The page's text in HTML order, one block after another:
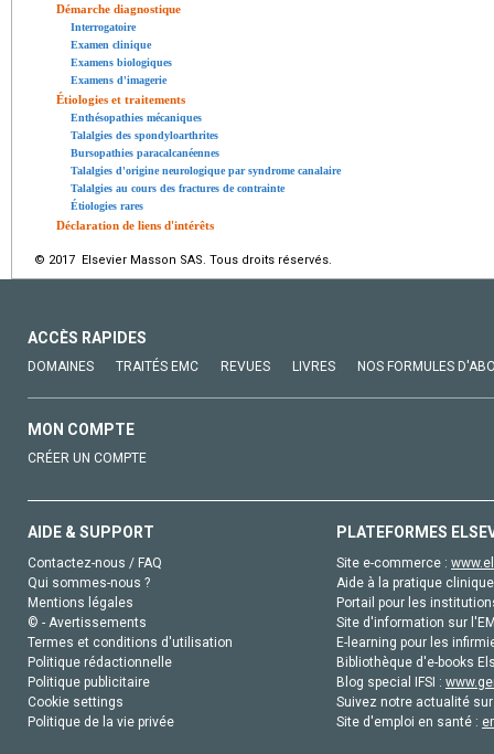
Démarche diagnostique
Interrogatoire
Examen clinique
Examens biologiques
Examens d'imagerie
Étiologies et traitements
Enthésopathies mécaniques
Talalgies des spondyloarthrites
Bursopathies paracalcanéennes
Talalgies d'origine neurologique par syndrome canalaire
Talalgies au cours des fractures de contrainte
Étiologies rares
Déclaration de liens d'intérêts
© 2017 Elsevier Masson SAS. Tous droits réservés.
ACCÈS RAPIDES
DOMAINES TRAITÉS EMC REVUES LIVRES NOS FORMULES
MON COMPTE
CRÉER UN COMPTE
AIDE & SUPPORT
Contactez-nous / FAQ
Qui sommes-nous ?
Mentions légales
© - Avertissements
Termes et conditions d'utilisation
Politique rédactionnelle
Politique publicitaire
Cookie settings
Politique de la vie privée
PLATEFORMES
Site e-commerce :
Aide à la pratique
Portail pour les
Site d'information sur
E-learning pour les
Bibliothèque d'e-books
Blog special IFSI :
Suivez notre actualité
Site d'emploi en santé :